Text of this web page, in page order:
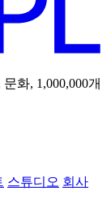
화, 1,000,000개
스튜디오 회사